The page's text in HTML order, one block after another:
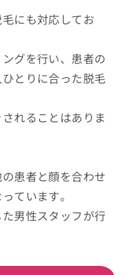
にも対応してお
グを行い、患者の
とりに合った脱毛
れることはありま
患者と顔を合わせ
ています。
男性スタッフが行